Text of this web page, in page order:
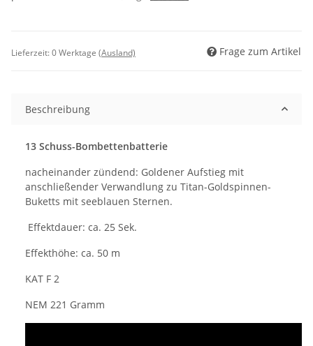
Lieferzeit:0 Werktage (Ausland) Frage zum Artikel
Beschreibung
13 Schuss-Bombettenbatterie
nacheinander zündend: Goldener Aufstieg mit
anschließender Verwandlung zu Titan-Goldspinnen-
Buketts mit seeblauen Sternen.
Effektdauer: ca. 25 Sek.
Effekthöhe: ca. 50 m
KAT F 2
NEM 221 Gramm